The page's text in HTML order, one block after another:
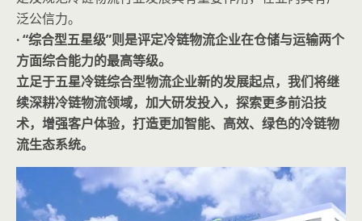
泛公信力。
·“综合型五星级”则是评定冷链物流企业在仓储与运输两个
方面综合能力的最高等级。
立足于五星冷链综合型物流企业新的发展起点，我们将继
续深耕冷链物流领域，加大研发投入，探索更多前沿技
术，增强客户体验，打造更加智能、高效、绿色的冷链物
流生态系统。